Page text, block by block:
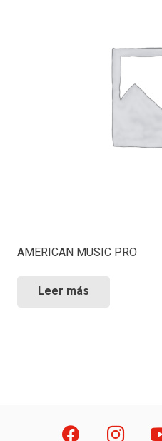
AMERICAN MUSIC PRO
Leer más